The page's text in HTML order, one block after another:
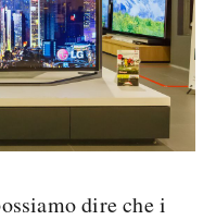
dire che i